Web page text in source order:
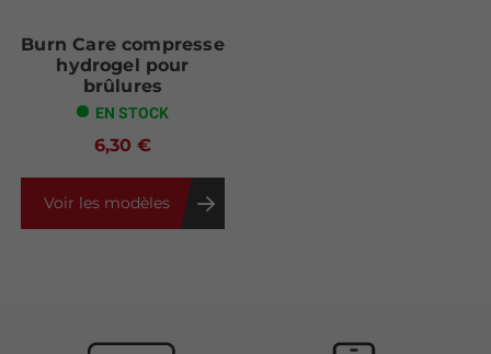
Burn Care compresse
hydrogel pour
brûlures
EN STOCK
6,30 €
Voir les modèles